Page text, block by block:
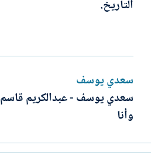
التاريخ.
سعدي يوسف
سعدي يوسف - عبدالكريم قاسم
وأنا